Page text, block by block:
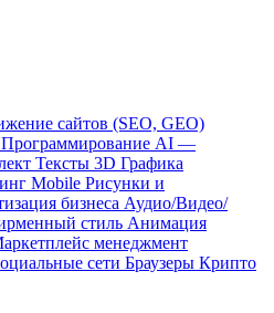
сайтов (SEO, GEO)
Программирование AI —
Тексты 3D Графика
Mobile Рисунки и
бизнеса Аудио/Видео/
стиль Анимация
менеджмент
сети Браузеры Крипто